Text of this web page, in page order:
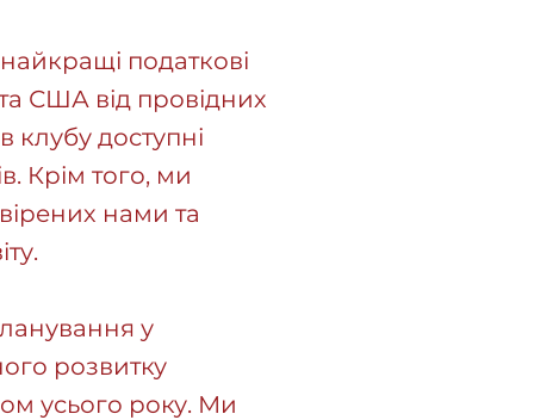
податкові
США від провідних
клубу доступні
Крім того, ми
нами та
у
розвитку
усього року. Ми